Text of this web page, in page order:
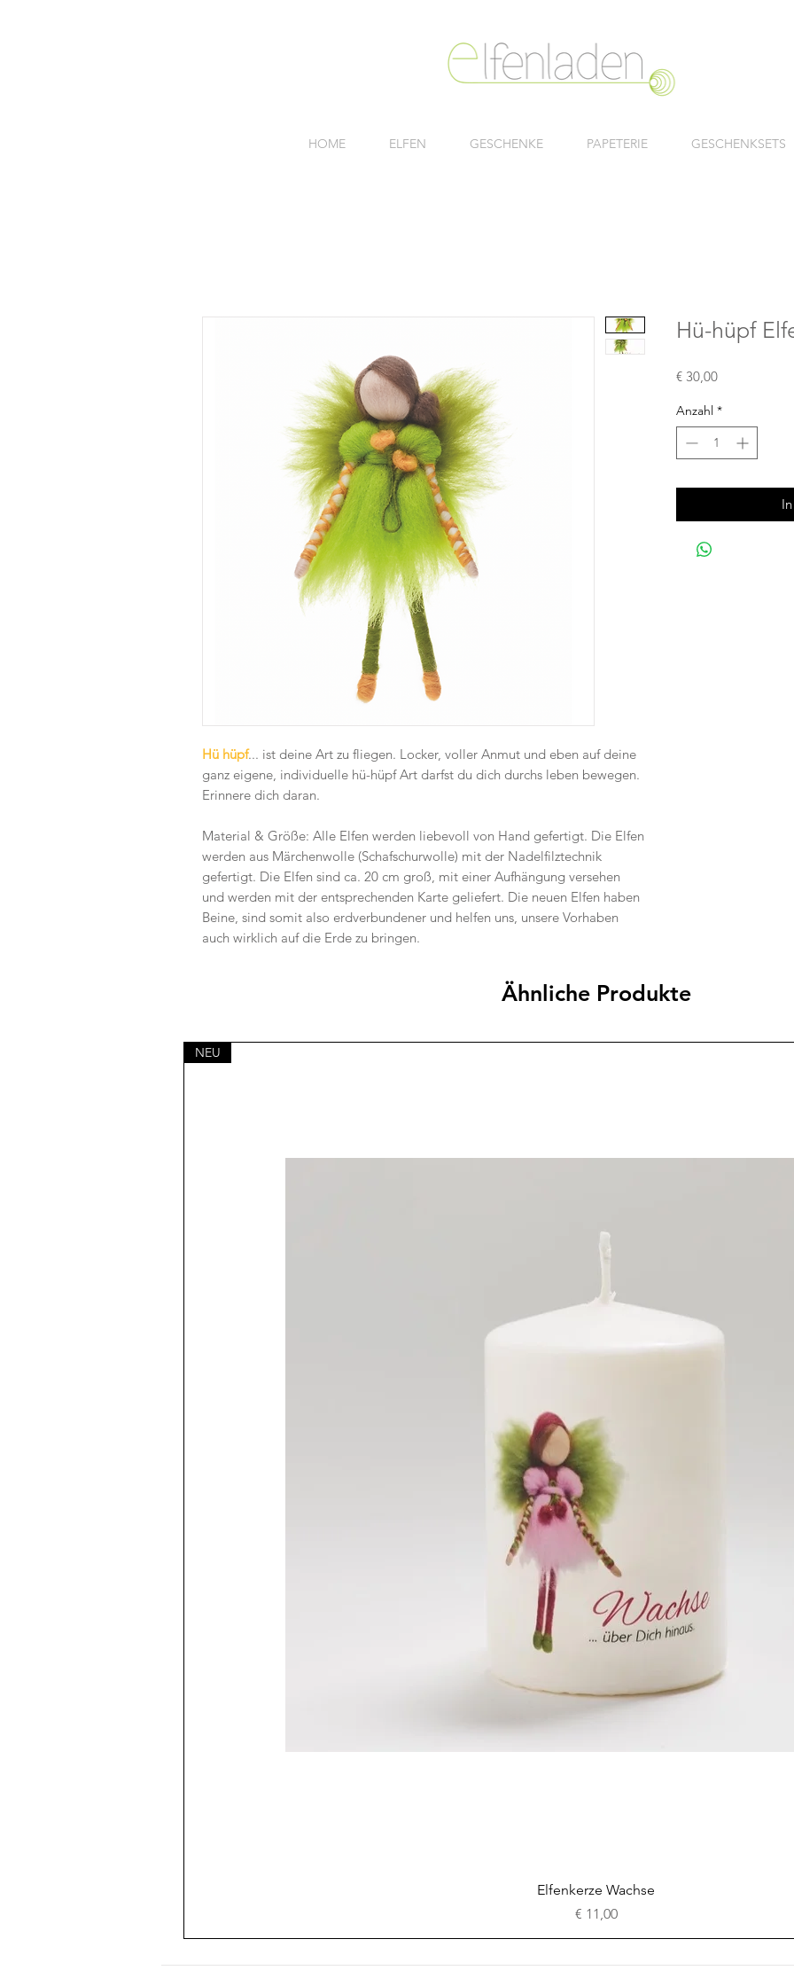
HOME ELFEN GESCHENKE PAPETERIE GESCHENKSETS
Hü hüpf... ist deine Art zu fliegen. Locker, voller Anmut und eben auf deine
ganz eigene, individuelle hü-hüpf Art darfst du dich durchs leben bewegen.
Erinnere dich daran.
Material & Größe: Alle Elfen werden liebevoll von Hand gefertigt. Die Elfen
werden aus Märchenwolle (Schafschurwolle) mit der Nadelfilztechnik
gefertigt. Die Elfen sind ca. 20 cm groß, mit einer Aufhängung versehen
und werden mit der entsprechenden Karte geliefert. Die neuen Elfen haben
Beine, sind somit also erdverbundener und helfen uns, unsere Vorhaben
auch wirklich auf die Erde zu bringen.
Hü-hüpf
€ 30,00Preis
Anzahl *
Ähnliche Produkte
Schnellansicht
NEU
Elfenkerze Wachse
Preis
€ 11,00